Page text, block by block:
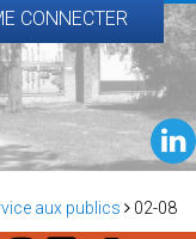
CONNECTER
aux publics 02-08